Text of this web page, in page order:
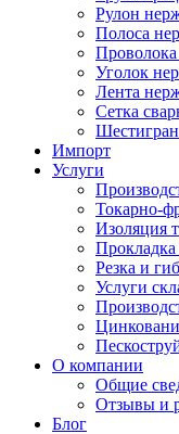
Рулон
Полоса
Уголок
Лента
Сетка
Импорт
Услуги
Токарно-
Изоляция
Резка и
Услуги
О компании
Общие
Отзывы и
Блог